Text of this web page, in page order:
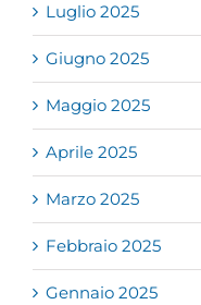
Luglio 2025
Giugno 2025
Maggio 2025
Aprile 2025
Marzo 2025
Febbraio 2025
Gennaio 2025